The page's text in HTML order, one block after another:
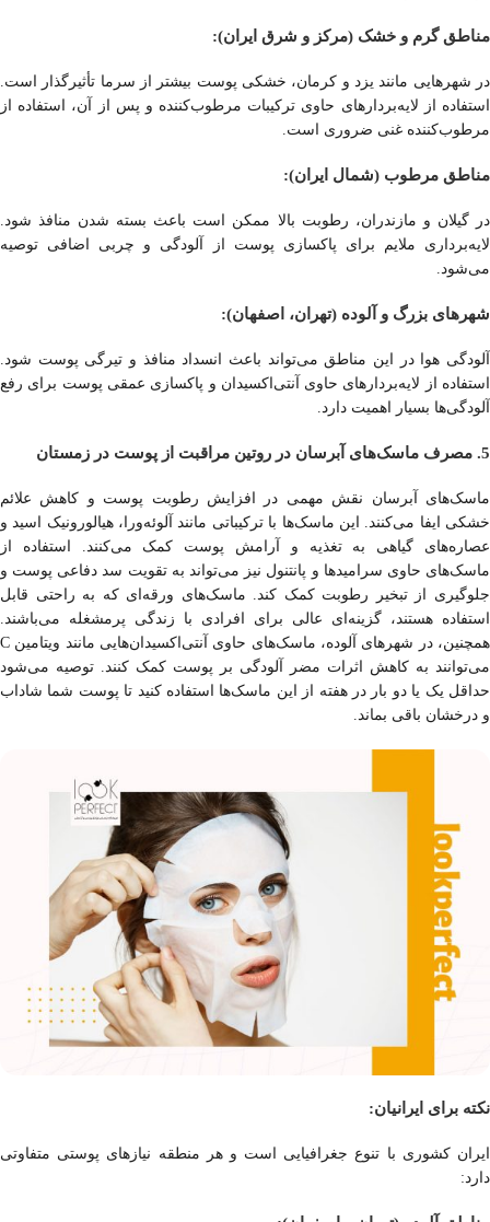
مناطق گرم و خشک (مرکز و شرق ایران):
در شهرهایی مانند یزد و کرمان، خشکی پوست بیشتر از سرما تأثیرگذار است.
استفاده از لایه‌بردارهای حاوی ترکیبات مرطوب‌کننده و پس از آن، استفاده از
مرطوب‌کننده غنی ضروری است.
مناطق مرطوب (شمال ایران):
در گیلان و مازندران، رطوبت بالا ممکن است باعث بسته شدن منافذ شود.
لایه‌برداری ملایم برای پاکسازی پوست از آلودگی و چربی اضافی توصیه
می‌شود.
شهرهای بزرگ و آلوده (تهران، اصفهان):
آلودگی هوا در این مناطق می‌تواند باعث انسداد منافذ و تیرگی پوست شود.
استفاده از لایه‌بردارهای حاوی آنتی‌اکسیدان و پاکسازی عمقی پوست برای رفع
آلودگی‌ها بسیار اهمیت دارد.
5. مصرف ماسک‌های آبرسان در روتین مراقبت از پوست در زمستان
ماسک‌های آبرسان نقش مهمی در افزایش رطوبت پوست و کاهش علائم
خشکی ایفا می‌کنند. این ماسک‌ها با ترکیباتی مانند آلوئه‌ورا، هیالورونیک اسید و
عصاره‌های گیاهی به تغذیه و آرامش پوست کمک می‌کنند. استفاده از
ماسک‌های حاوی سرامیدها و پانتنول نیز می‌تواند به تقویت سد دفاعی پوست و
جلوگیری از تبخیر رطوبت کمک کند. ماسک‌های ورقه‌ای که به راحتی قابل
استفاده هستند، گزینه‌ای عالی برای افرادی با زندگی پرمشغله می‌باشند.
همچنین، در شهرهای آلوده، ماسک‌های حاوی آنتی‌اکسیدان‌هایی مانند ویتامین C
می‌توانند به کاهش اثرات مضر آلودگی بر پوست کمک کنند. توصیه می‌شود
حداقل یک یا دو بار در هفته از این ماسک‌ها استفاده کنید تا پوست شما شاداب
و درخشان باقی بماند.
نکته برای ایرانیان:
ایران کشوری با تنوع جغرافیایی است و هر منطقه نیازهای پوستی متفاوتی
دارد: